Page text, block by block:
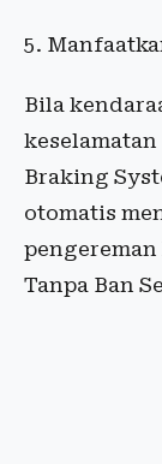
5.
Bila
Braking
otomatis
Tanpa Ban